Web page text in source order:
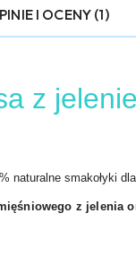
I OCENY (1)
z
naturalne smakołyki
z jelenia